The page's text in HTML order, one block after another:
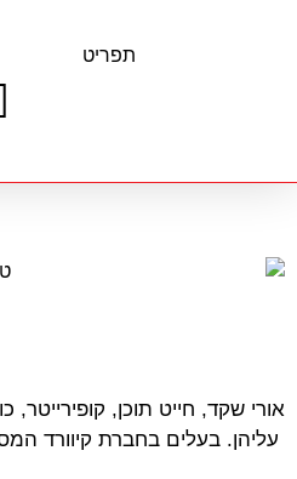
תפריט
עליהן. בעלים בחברת קיוורד